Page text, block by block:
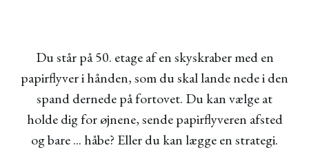
Du står på 50. etage af en skyskraber med en
papirflyver i hånden, som du skal lande nede i den
spand dernede på fortovet. Du kan vælge at
holde dig for øjnene, sende papirflyveren afsted
og bare ... håbe? Eller du kan lægge en strategi.